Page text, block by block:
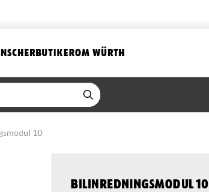
BUTIKEROM WÜRTH
10
Bilinredningsmodul 10